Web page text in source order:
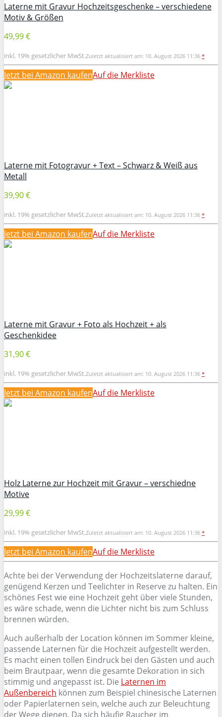
Laterne mit Gravur Hochzeitsgeschenke – verschiedene
Motiv & Größen
49,99 €
inkl. 19% gesetzlicher MwSt.Zuletzt aktualisiert am: 10. August 2026 11:36 *
Jetzt bei Amazon kaufenAuf die Merkliste
Laterne mit Fotogravur + Text – Schwarz & Weiß aus
Metall
39,90 €
inkl. 19% gesetzlicher MwSt.Zuletzt aktualisiert am: 10. August 2026 11:36 *
Jetzt bei Amazon kaufenAuf die Merkliste
Laterne mit Gravur + Foto als Hochzeit + als
Geschenkidee
31,90 €
inkl. 19% gesetzlicher MwSt.Zuletzt aktualisiert am: 10. August 2026 11:36 *
Jetzt bei Amazon kaufenAuf die Merkliste
Holz Laterne zur Hochzeit mit Gravur – verschiedne
Motive
29,99 €
inkl. 19% gesetzlicher MwSt.Zuletzt aktualisiert am: 10. August 2026 11:36 *
Jetzt bei Amazon kaufenAuf die Merkliste
Achte bei der Verwendung der Hochzeitslaterne darauf,
genügend Kerzen und Teelichter in Reserve zu halten. Ein
schönes Fest wie eine Hochzeit geht über viele Stunden,
es wäre schade, wenn die Lichter nicht bis zum Schluss
brennen würden.
Auch außerhalb der Location können im Sommer kleine,
passende Laternen für die Hochzeit aufgestellt werden.
Es macht einen tollen Eindruck bei den Gästen und auch
beim Brautpaar, wenn die gesamte Dekoration in sich
stimmig und angepasst ist. Die Laternen im
Außenbereich können zum Beispiel chinesische Laternen
oder Papierlaternen sein, welche auch zur Beleuchtung
der Wege dienen. Da sich häufig Raucher im